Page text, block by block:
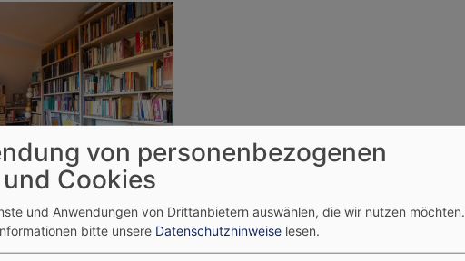
Hersbruck
Medienstelle
von personenbezogenen
Cookies
und Anwendungen von Drittanbietern auswählen, die wir nutzen möchten.
bitte unsere Datenschutzhinweise lesen.